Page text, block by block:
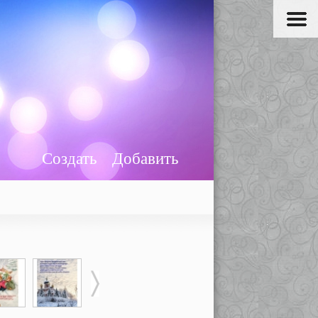
Добавить
Создать